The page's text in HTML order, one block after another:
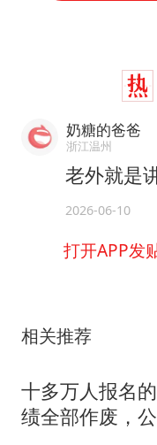
奶糖的爸爸
浙江温州
老外就是
2026-06-10
打开APP发
相关推荐
十多万人报名
绩全部作废，